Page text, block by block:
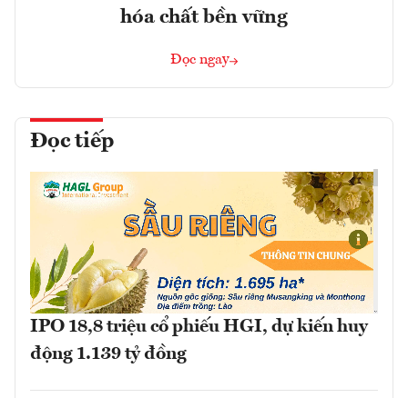
hóa chất bền vững
Đọc ngay
Đọc tiếp
IPO 18,8 triệu cổ phiếu HGI, dự kiến huy
động 1.139 tỷ đồng